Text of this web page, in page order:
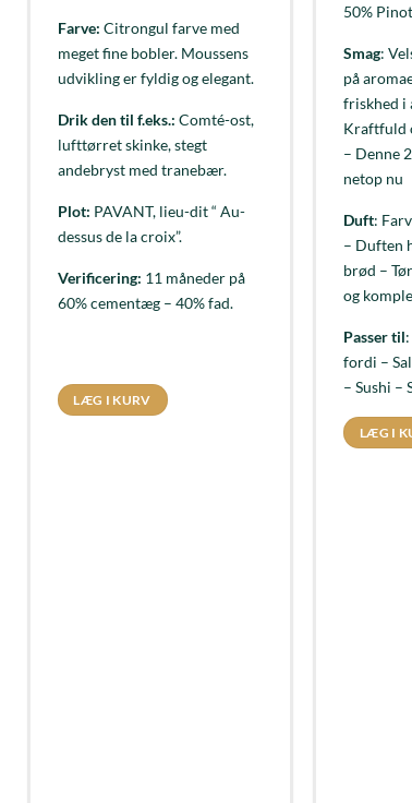
Farve: Citrongul farve med
meget fine bobler. Moussens
udvikling er fyldig og elegant.
Drik den til f.eks.: Comté-ost,
lufttørret skinke, stegt
andebryst med tranebær.
Plot: PAVANT, lieu-dit “ Au-
dessus de la croix”.
Verificering: 11 måneder på
60% cementæg – 40% fad.
LÆG I KURV
50%
Smag:
på
friskhed i
Kraftfuld
– Denne
netop nu
Duft:
– Duften
brød –
og
Passer til
fordi –
– Sushi –
LÆG I